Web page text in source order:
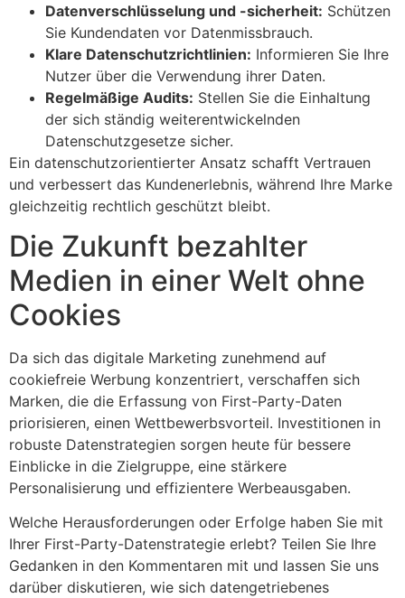
Datenverschlüsselung und -sicherheit: Schützen
Sie Kundendaten vor Datenmissbrauch.
Klare Datenschutzrichtlinien: Informieren Sie Ihre
Nutzer über die Verwendung ihrer Daten.
Regelmäßige Audits: Stellen Sie die Einhaltung
der sich ständig weiterentwickelnden
Datenschutzgesetze sicher.
Ein datenschutzorientierter Ansatz schafft Vertrauen
und verbessert das Kundenerlebnis, während Ihre Marke
gleichzeitig rechtlich geschützt bleibt.
Die Zukunft bezahlter
Medien in einer Welt ohne
Cookies
Da sich das digitale Marketing zunehmend auf
cookiefreie Werbung konzentriert, verschaffen sich
Marken, die die Erfassung von First-Party-Daten
priorisieren, einen Wettbewerbsvorteil. Investitionen in
robuste Datenstrategien sorgen heute für bessere
Einblicke in die Zielgruppe, eine stärkere
Personalisierung und effizientere Werbeausgaben.
Welche Herausforderungen oder Erfolge haben Sie mit
Ihrer First-Party-Datenstrategie erlebt? Teilen Sie Ihre
Gedanken in den Kommentaren mit und lassen Sie uns
darüber diskutieren, wie sich datengetriebenes